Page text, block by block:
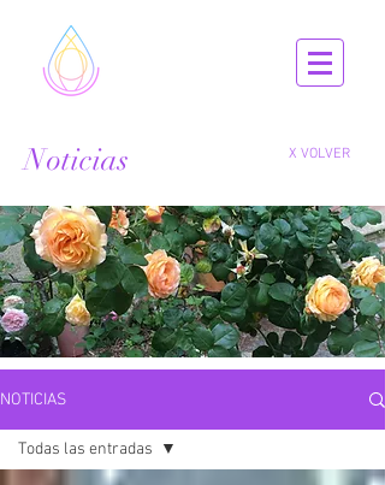
Noticias X VOLVER
NOTICIAS
Todas las entradas